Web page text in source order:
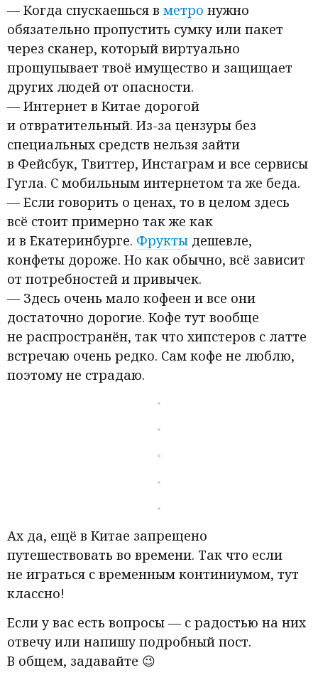
— Когда спускаешься в метро нужно
обязательно пропустить сумку или пакет
через сканер, который виртуально
прощупывает твоё имущество и защищает
других людей от опасности.
— Интернет в Китае дорогой
и отвратительный. Из-за цензуры без
специальных средств нельзя зайти
в Фейсбук, Твиттер, Инстаграм и все сервисы
Гугла. С мобильным интернетом та же беда.
— Если говорить о ценах, то в целом здесь
всё стоит примерно так же как
и в Екатеринбурге. Фрукты дешевле,
конфеты дороже. Но как обычно, всё зависит
от потребностей и привычек.
— Здесь очень мало кофеен и все они
достаточно дорогие. Кофе тут вообще
не распространён, так что хипстеров с латте
встречаю очень редко. Сам кофе не люблю,
поэтому не страдаю.
Ах да, ещё в Китае запрещено
путешествовать во времени. Так что если
не играться с временным континиумом, тут
классно!
Если у вас есть вопросы — с радостью на них
отвечу или напишу подробный пост.
В общем, задавайте 😉